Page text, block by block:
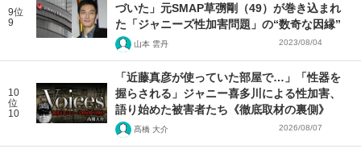
9位
9
づいた」元SMAP草彅剛（49）が巻き込まれ
た「ジャニーズ性加害問題」の“数奇な因縁”
山本 雲丹 2023/08/04
10
位
10
「近藤真彦が使っていた部屋で…」「性器を
握らされる」ジャニー喜多川による性加害、
語り始めた被害者たち《徹底取材の裏側》
髙橋 大介 2026/08/07